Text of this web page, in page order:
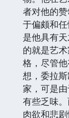
者对他的
于偏颇和
是他具有
的就是艺
格，尽管
想，委拉
家，可是
有些乏味
肉欲和悲